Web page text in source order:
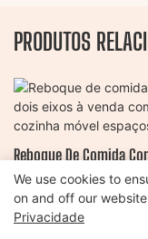
PRODUTOS
Reboque De Comida
Eixos À Venda Com
Móvel Espaçosa.
We use cookies to
on and off our
Privacidade